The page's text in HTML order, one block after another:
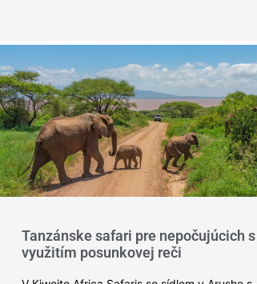
Tanzánske safari pre nepočujúcich s
využitím posunkovej reči